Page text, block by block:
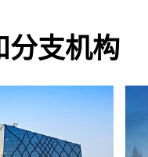
分支机构